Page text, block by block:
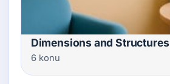
Dimensions and Structures
6 konu